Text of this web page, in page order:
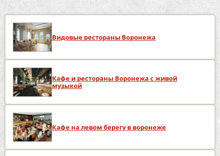
Видовые рестораны Воронежа
Кафе и рестораны Воронежа с живой
музыкой
Кафе на левом берегу в воронеже